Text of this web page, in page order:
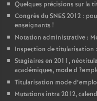
Quelques précisions sur la
Congrès duSNES2012 :
enseignants !
Notation administrative :
Inspection de titularisation
Stagiaires en 2011,
académiques, mode d
Titularisation mode
Mutations intra 2012,